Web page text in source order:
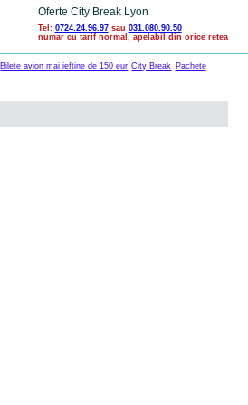
Oferte City Break Lyon
Tel: 0724.24.96.97sau 031.080.90.50
numar cu tarif normal, apelabil din orice retea
Bilete avion mai ieftine de 150 eur City Break Pachete